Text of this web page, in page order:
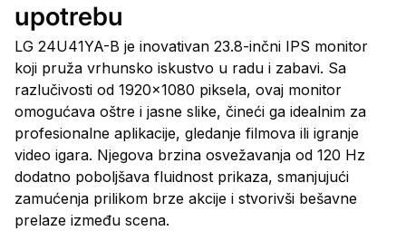
upotrebu
LG 24U41YA-B je inovativan 23.8-inčni IPS monitor
koji pruža vrhunsko iskustvo u radu i zabavi. Sa
razlučivosti od 1920x1080 piksela, ovaj monitor
omogućava oštre i jasne slike, čineći ga idealnim za
profesionalne aplikacije, gledanje filmova ili igranje
video igara. Njegova brzina osvežavanja od 120 Hz
dodatno poboljšava fluidnost prikaza, smanjujući
zamućenja prilikom brze akcije i stvorivši bešavne
prelaze između scena.